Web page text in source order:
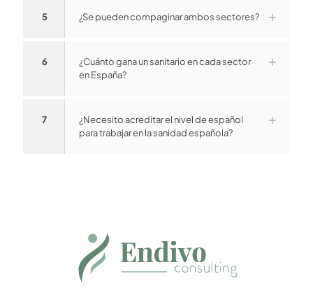
5 ¿Se pueden compaginar ambos sectores?
6
¿Cuánto gana un sanitario en cada sector
en España?
7
¿Necesito acreditar el nivel de español
para trabajar en la sanidad española?